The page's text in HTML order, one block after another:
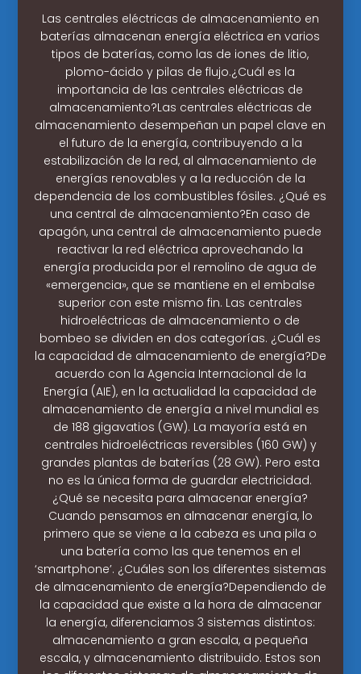
Las centrales eléctricas de almacenamiento en
baterías almacenan energía eléctrica en varios
tipos de baterías, como las de iones de litio,
plomo-ácido y pilas de flujo.¿Cuál es la
importancia de las centrales eléctricas de
almacenamiento?Las centrales eléctricas de
almacenamiento desempeñan un papel clave en
el futuro de la energía, contribuyendo a la
estabilización de la red, al almacenamiento de
energías renovables y a la reducción de la
dependencia de los combustibles fósiles. ¿Qué es
una central de almacenamiento?En caso de
apagón, una central de almacenamiento puede
reactivar la red eléctrica aprovechando la
energía producida por el remolino de agua de
«emergencia», que se mantiene en el embalse
superior con este mismo fin. Las centrales
hidroeléctricas de almacenamiento o de
bombeo se dividen en dos categorías. ¿Cuál es
la capacidad de almacenamiento de energía?De
acuerdo con la Agencia Internacional de la
Energía (AIE), en la actualidad la capacidad de
almacenamiento de energía a nivel mundial es
de 188 gigavatios (GW). La mayoría está en
centrales hidroeléctricas reversibles (160 GW) y
grandes plantas de baterías (28 GW). Pero esta
no es la única forma de guardar electricidad.
¿Qué se necesita para almacenar energía?
Cuando pensamos en almacenar energía, lo
primero que se viene a la cabeza es una pila o
una batería como las que tenemos en el
‘smartphone’. ¿Cuáles son los diferentes sistemas
de almacenamiento de energía?Dependiendo de
la capacidad que existe a la hora de almacenar
la energía, diferenciamos 3 sistemas distintos:
almacenamiento a gran escala, a pequeña
escala, y almacenamiento distribuido. Estos son